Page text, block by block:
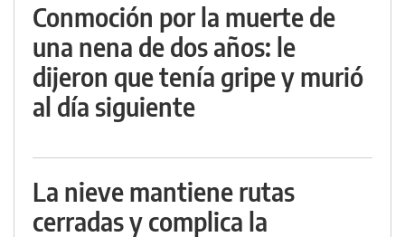
Conmoción por la muerte de
una nena de dos años: le
dijeron que tenía gripe y murió
al día siguiente
La nieve mantiene rutas
cerradas y complica la